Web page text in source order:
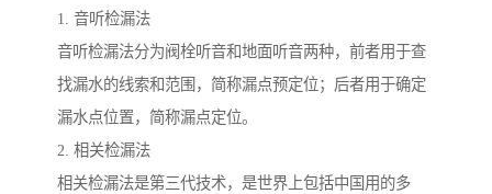
1. 音听检漏法
音听检漏法分为阀栓听音和地面听音两种，前者用于查
找漏水的线索和范围，简称漏点预定位；后者用于确定
漏水点位置，简称漏点定位。
2. 相关检漏法
相关检漏法是第三代技术，是世界上包括中国用的多